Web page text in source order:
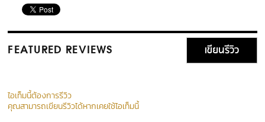
FEATURED REVIEWS เขียนรีวิว
ไอเท็มนี้ต้องการรีวิว
คุณสามารถเขียนรีวิวได้หากเคยใช้ไอเท็มนี้